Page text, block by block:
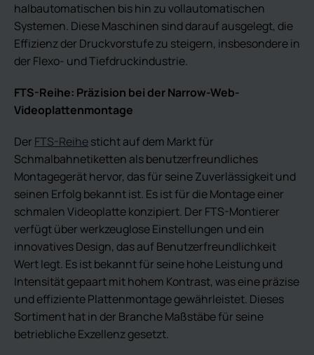
halbautomatischen bis hin zu vollautomatischen
Systemen. Diese Maschinen sind darauf ausgelegt, die
Effizienz der Druckvorstufe zu steigern, insbesondere in
der Flexo- und Tiefdruckindustrie.
FTS-Reihe: Präzision bei der Narrow-Web-
Videoplattenmontage
Der FTS-Reihesticht auf dem Markt für
Schmalbahnetiketten als benutzerfreundliches
Montagegerät hervor, das für seine Zuverlässigkeit und
seinen Erfolg bekannt ist. Es ist für die Montage einer
schmalen Videoplatte konzipiert. Der FTS-Montierer
verfügt über werkzeuglose Einstellungen und ein
innovatives Design, das auf Benutzerfreundlichkeit
Wert legt. Es ist bekannt für seine hohe Leistung und
Intensität gepaart mit hohem Kontrast, was eine präzise
und effiziente Plattenmontage gewährleistet. Dieses
Sortiment hat in der Branche Maßstäbe für seine
betriebliche Exzellenz gesetzt.